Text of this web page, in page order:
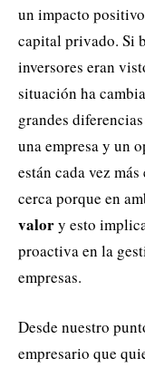
un impacto
capital privado. Si
inversores eran
situación ha
grandes
una empresa y un
están cada vez
cerca porque en
valory esto
proactiva en la
empresas.
Desde nuestro
empresario que